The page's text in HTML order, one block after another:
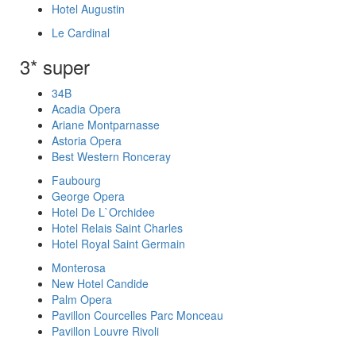
Hotel Augustin
Le Cardinal
3* super
34B
Acadia Opera
Ariane Montparnasse
Astoria Opera
Best Western Ronceray
Faubourg
George Opera
Hotel De L`Orchidee
Hotel Relais Saint Charles
Hotel Royal Saint Germain
Monterosa
New Hotel Candide
Palm Opera
Pavillon Courcelles Parc Monceau
Pavillon Louvre Rivoli